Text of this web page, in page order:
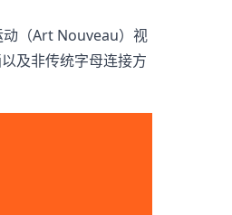
动（Art Nouveau）视
及非传统字母连接方